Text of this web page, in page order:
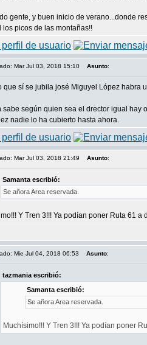
gente, y buen inicio de verano...donde
los picos de las montañas!!
Mar Jul 03, 2018 15:10 Asunto:
que sí se jubila josé Miguyel López habra
sabe según quien sea el drector igual hay
nadie lo ha cubierto hasta ahora.
Mar Jul 03, 2018 21:49 Asunto:
Samanta escribió:
Se añora Area reservada.
Y Tren 3!!! Ya podían poner Ruta 61 a
Mie Jul 04, 2018 06:53 Asunto:
tazmania escribió:
Samanta escribió:
Se añora Area reservada.
Muchísimo!!! Y Tren 3!!! Ya podían poner